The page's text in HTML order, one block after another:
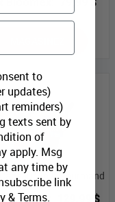
79,99 $
Cadeau Vin & Gourmand
129,99 $
to
updates)
reminders)
texts sent by
of
apply. Msg
any time by
link
&Terms.